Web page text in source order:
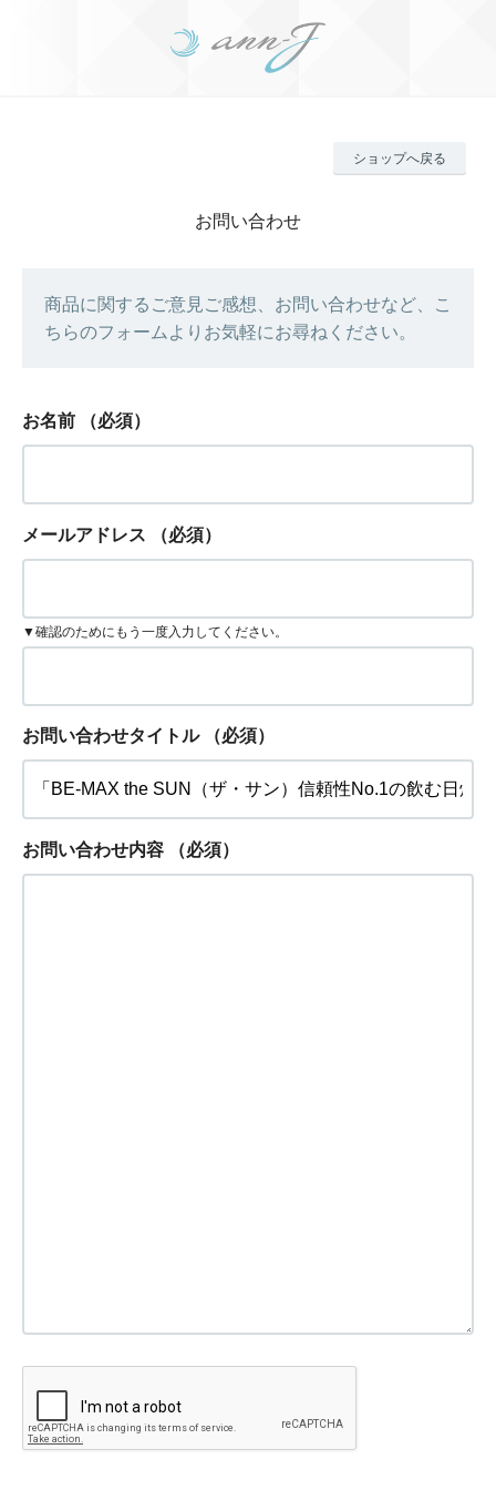
ショップへ戻る
お問い合わせ
商品に関するご意見ご感想、お問い合わせなど、こ
ちらのフォームよりお気軽にお尋ねください。
お名前 （必須）
メールアドレス （必須）
▼確認のためにもう一度入力してください。
お問い合わせタイトル （必須）
お問い合わせ内容 （必須）